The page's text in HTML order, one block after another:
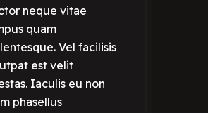
neque vitae
quam
Vel facilisis
est velit
Iaculis eu non
phasellus